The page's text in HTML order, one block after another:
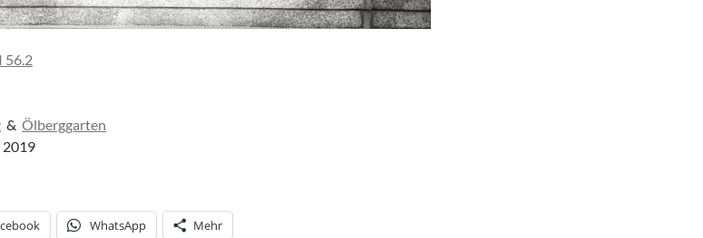
56.2
& Ölberggarten
2019
WhatsApp Mehr